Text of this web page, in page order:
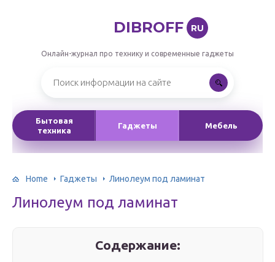
DIBROFF RU
Онлайн-журнал про технику и современные гаджеты
Бытовая
техника
Гаджеты Мебель
Home Гаджеты Линолеум под ламинат
Линолеум под ламинат
Содержание: